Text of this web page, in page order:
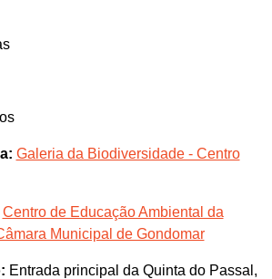
Galeria da Biodiversidade - Centro
Centro de Educação Ambiental da
Municipal de Gondomar
Entrada principal da Quinta do Passal,